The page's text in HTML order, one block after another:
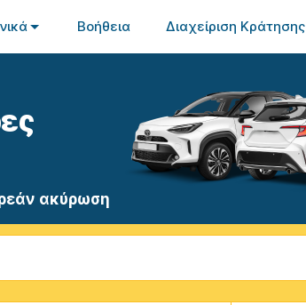
Βοήθεια Διαχείριση Κράτησης
ακύρωση